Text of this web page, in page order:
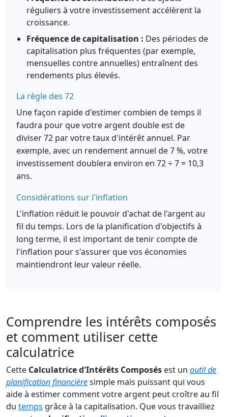
réguliers à votre investissement accélèrent la
croissance.
Fréquence de capitalisation : Des périodes de
capitalisation plus fréquentes (par exemple,
mensuelles contre annuelles) entraînent des
rendements plus élevés.
La règle des 72
Une façon rapide d'estimer combien de temps il
faudra pour que votre argent double est de
diviser 72 par votre taux d'intérêt annuel. Par
exemple, avec un rendement annuel de 7 %, votre
investissement doublera environ en 72 ÷ 7 = 10,3
ans.
Considérations sur l'inflation
L'inflation réduit le pouvoir d'achat de l'argent au
fil du temps. Lors de la planification d'objectifs à
long terme, il est important de tenir compte de
l'inflation pour s'assurer que vos économies
maintiendront leur valeur réelle.
Comprendre les intérêts composés
et comment utiliser cette
calculatrice
Cette Calculatrice d'Intérêts Composés est un outil de
planificationfinancièresimple mais puissant qui vous
aide à estimer comment votre argent peut croître au fil
du temps grâce à la capitalisation. Que vous travailliez